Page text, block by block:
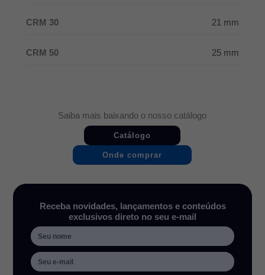
CRM 30 21 mm
CRM 50 25 mm
Saiba mais baixando o nosso catálogo
Catálogo
Onde comprar
Receba novidades, lançamentos e conteúdos
exclusivos direto no seu e-mail